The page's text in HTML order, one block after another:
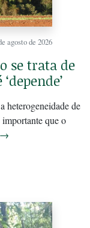
agosto de 2026
se trata de
heterogeneidade de
importante que o
→